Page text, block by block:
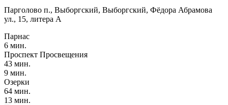
Парголово п., Выборгский, Выборгский, Фёдора Абрамова
ул., 15, литера А
Парнас
6 мин.
Проспект Просвещения
43 мин.
9 мин.
Озерки
64 мин.
13 мин.